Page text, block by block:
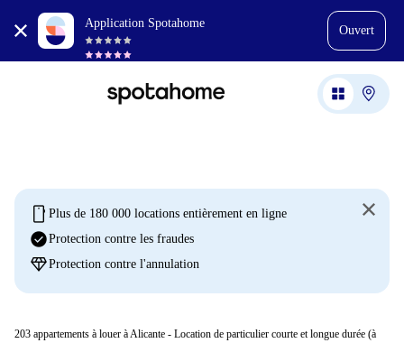
Application Spotahome
Ouvert
mobile Plus de 180 000 locations entièrement en ligne
check_circleProtection contre les fraudes
diamondProtection contre l'annulation
203 appartements à louer à Alicante - Location de particulier courte et longue durée (à